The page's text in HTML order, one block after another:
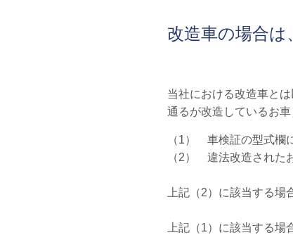
改造車の場合
当社における改造車と
通るが改造しているお車
（1） 車検証の型式欄
（2） 違法改造された
上記（2）に該当する場
上記（1）に該当する